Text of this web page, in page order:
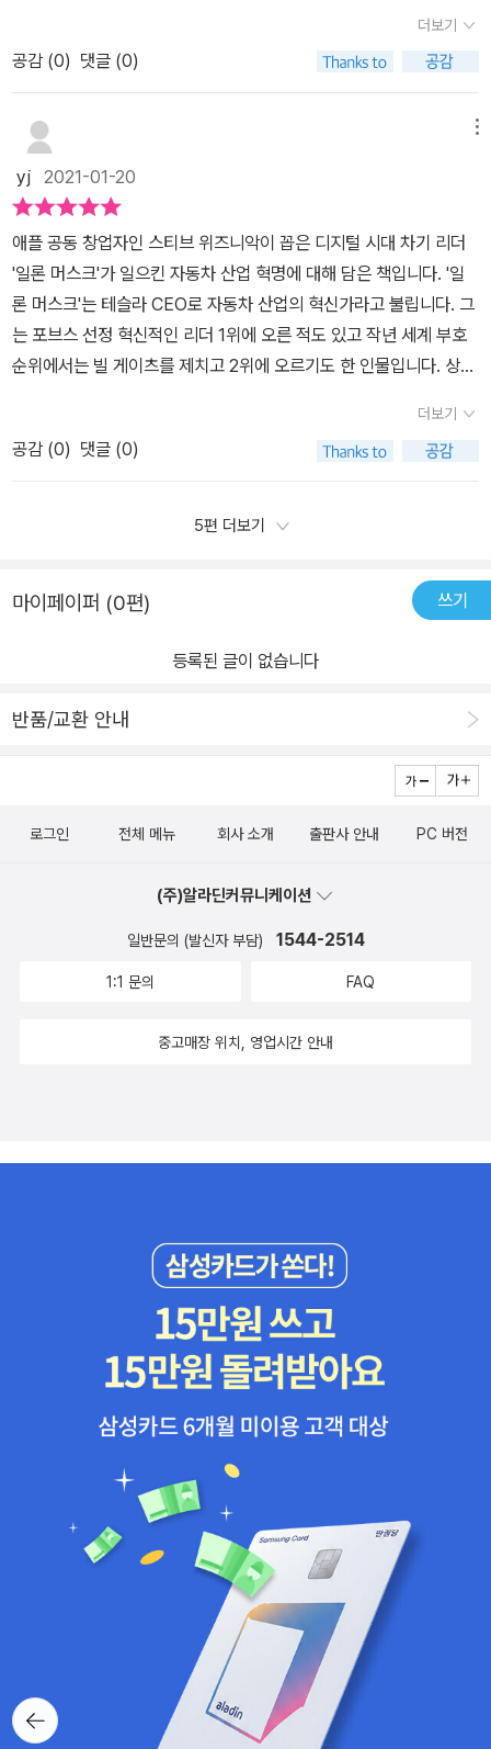
8명이 그 이유를 모를것이다.단지, 시대에 맞춰 전기차를 생산해서?
아마 이러한 이유라고 생각하는 사람들이 있다면 이 책을 꼭 읽고단
자 자동차 부분이 아니라는 것을 깨닫고또한 앞으로의 미래가 어떻게
될지 상상하고 싶다면 꼭 추천해주고 싶다.
원가격경쟁을 한다면 이길수있을까요. 그들은 많은 전기차를깔아서
서비스비용을 받아야 합니다. 이를 위해 테슬라는 타면탈수록 좋아지
쓰고 있습니다. 앞으로 오토파일럿의 기능이 비용추가로 계속 좋아지
는 구독모델로 가는 무선업데이트가 실천되고 있습니다. 구체적으로
테슬라의 경쟁력은 무엇일까요? 우선 전자제어플랫폼인 하드웨어3.
0이라고 합니다. 이 SW는 ECU딱3개로 구성된다고 합니다. 다른 자
동차는 ECU숫자가 수백개가 된다네요. 그렇다고 기존메이커들이 개
발능력이 떨어져서가 아니고 테슬라와 달리 기존 부품사들과의 협업
이 쉽지 않기 때문에 조율이 쉽지가 않다고 합니다. 그에 비해 테슬라
는 너무도 단촐하죠. 완전자율자동차는 언제쯤나올까요. 몇달전 테슬
행 2단계의 끝판왕이라고 합니다. 이는 법적인 단계이고, 실제 오토
파일럿FSD는 혼자서 운전은 가능합니다. 다만 사고위험이 상존하기
때문에 제조사도 선듯 3단계선언을 못합니다. 3단계부터는 제조사가
등도 파악을 하고 차선변경 좌우회전 모두 가능합니다. 특히 테슬라
라로만 제어가 되고 있습니다. 테슬라의 일론머스크가 앞으로 라이다
두박질친일도 있습니다. 전문가들은 테슬라가 전기차+자율주행으로
니다. 참 IT분야가 빠른 발전을 책이 못따라간다는 생각이 드는 점은
했지만 애플과 애플카생산을 합의가 저자의 책 잉크가 많이 마르지
쟁업체들의 합종연횡을 급격하게 늘리고 있습니다. 엔비디어, ARM
한 협력방안이 나오고 있고, 한국의 LG화학, 삼성SDS, SK 등 배터
리업체들이 인기상한가를 치고 있고 LG전자 삼성전자의 전장분야대
한 투자와 협업 소문이 하루가 멀다하고 무성하게 나옵니다. 이 모든
자동차 국내기업은 현기차가 유일합니다. 현기차는 한때 800만대를
(문제는 판매할수록 손해인것이 문제죠), 문제는 테슬라는 전기차한
분야만 잘만들면 되지만 현대차는 아니죠. 내연기관도 아직유지해야
하고 전기차도 수소차도 트럭도 만들고 해야 하는 전차종생산하는 종
합자동차메이커인점이 쉽지 않은 난관이 예상됩니다. 앞으로 ECU와
OS를 어떻게 통합하느냐가 문제라고합니다. 한국의 대표얼굴 기업
계적인 메이커입니다. 메모리반도체와 무선통신이 가장 큰 강점입니
다. 2016년 하만카돈을 인수해 전장산업을 강화해나가고 있습니다.
자율주행자동차는 각종 반도체와 주파수를 사용합니다. 여기에 특화
된 것이 삼성전자죠. 최고수준의 D램을 만들고, 이미지센서도 일본에
이어 2위를 하는 업체입니다 그리고 삼성전관, 삼성SDI등의 그룹계
열사들의 기술력도 세계수준과 그리 크게 뒤쳐져 있지 않습니다. 삼
성전기의 MLCC 2위는 한국기업의 위상을 말해줍니다. 저자는 삼성
이 자율주행과 AI 반도체분야에서 어떤 방향성을 보여줄지가 기대된
다고 합니다. 물론 이처럼 테슬라가 독보적인 독보를 보고 있는 것이
전기자동차의 현실이지만 아직 전기자동차경쟁은 시작도 하지않았습
니다.메인게임은 시작을 못했다는 거죠. 기존 자동차메이커들은 전기
발전은 놀랍다. 전기차가 단순한 친환경을 넘어서 과학기술의 발전과
함께 딥러닝 기술까지 탑재해 점점 똑똑해지며 기존 자동차 생태계의
변혁을 예고하고 있다. 네트워크 컴퓨터 자동차의 세계로 진입은 했
는데 우리의 인식 체계는 아직인가? 이미 들어갔는가? 에너지와 통
신 그리고 데이터 플랫폼 비즈니스가 결합된 원대한 계획을 세운 테
슬라의 모든 것은 흥미로웠다. 또한 우리의 미래를 생각하니 짜릿하
면서도 공포심이 생긴다. 자동차를 운송 수단이 아니라 서비스의 수
단으로 바라본 시선과 100년 자동차 시장의 새로운 판도가 될 테슬
라와 천재 사업가 일론 머스크가 정말 궁금했다. 그 궁금증을 이 책을
통해 해결할 수 있다. 일론 머스크라는 개인의 삶도 약간 소개되어 있
다. 우리나라의 선택지는 어디일까? 우리는 대비하고 반격할 수 있을
것인가? 아니면 망할 것인가? 현상을 유지하기도 어렵다. 그리고 현
상 유지는 곧 퇴보를 의미한다. 나를 사로잡은 문구는 과제는 해결하
는 것이 아니라 새롭게 설정하는 것이란다. 우리가 배운 것은 과제를
정하는 것은 낯설지만 생각하지 못했던 방법이다. 테슬라의 사례가
다각화의 방법이 필요한 시기이다. 코로나 시대를 살아가는 다양한
방법들이 등장한 것처럼 문제를 새롭게 바라보는 것은 현대인들에게
더욱더 필요한 요건이다. 위기는 곧 기회이다. 우리의 자동차가 어떤
더보기
공감 (0) 댓글 (0)
yj 2021-01-20
애플 공동 창업자인 스티브 위즈니악이 꼽은 디지털 시대 차기 리더
'일론 머스크'가 일으킨 자동차 산업 혁명에 대해 담은 책입니다. '일
론 머스크'는 테슬라 CEO로 자동차 산업의 혁신가라고 불립니다. 그
는 포브스 선정 혁신적인 리더 1위에 오른 적도 있고 작년 세계 부호
순위에서는 빌 게이츠를 제치고 2위에 오르기도 한 인물입니다. 상당
니라 페이팔, 우주산업 등에 관심을 가지면서 다양한 부문을 거쳐갔
고 최근에는 스페이스X 유인비행에 성공했다고 합니다. 최근 테슬라
는 얼마나 큰 경쟁력을 지니고 있을까 궁금했습니다. 다른 자동차 회
사와는 비교될 수 없을 만큼 강한 컴퓨팅 파워를 갖추고 있다고 주장
로의 진입이 유리한 것으로 보였습니다.​테슬라는 전 세계에 전기차를
통해 주행 데이터를 수집합니다. 이걸 토대로 주행 정보를 딥러닝을
실제로 일론 머스크가 어린시절에 프로그래밍 언어를 며칠만에 익히
재능이 잘 맞았다는 생각도 들었습니다. ​이제는 생산라인에 AI로봇이
대거 투입되서 조립 라인 대부분이 로봇과 노동자가 협업하는 세상입
니다. 몇 년 전까지만 해도 로봇이 사람들의 일자리를 뺏는 것은 부당
하다고 생각했었는데 이제는 당연하다고 여겨지는 것에 이질감이 들
어들어 현재 인력의 10%만으로도 유지가 가능할 것이라고 합니다.
각에 뭔가 답답하기도 하구요. 실제로 일론 머스크는 그걸 목표로도
삼고 있습니다. ​현재도 기존 자동차 회사의 제조 공정에 얽매이지 않
탄탄하여 발전 가능성이 높아보였습니다. 물론 그렇다고 로봇화 방식
한편으론 우려되는 점도 많습니다. 실제로 이상적인 목표를 향해 돌
이 고되서 이직률도 높다고 하고, 협력업체들도 테슬라의 요구기준이
까다롭다고 말하기도 한답니다. 많은 인재들도 빠져나가지만 그럼에
도 기업의 위상이 높으니 인재들이 계속해서 찾아온다고 하는 것을
보면 사람이란 존재는 신기하기도 합니다. ​책에서도 대선을 위해 소
악을 감수한다는 말이 나오는데요, 모빌리티 플랫폼 기업에 대한 야
망이 자동차 산업의 큰 발전을 가져오겠지만 관련된 사람들 모두가
함께 행복했으면 좋겠는데 가능할지 의문이 들기도 합니다. 최종적인
목표가 로봇이 로봇을 만든다는 완전체 공장이라는 말이 머릿속을 떠
나지 않는데요. 감정적인 부분을 떼어놓고 일적으로만 보면 그는 시
대적으로 성공할만한 기업가 정신을 가지고 있고 그걸 누구보다 잘
활용하고 있는 것 같아 보였습니다. 자신의 꿈꾸는 것을 제대로 실행
해 나가는 것도 큰 능력이니까요. 테슬라의 궁극적인 목표와 기업정
신, 남다른 추진력이 궁금하면 추천하고 싶은 책입니다.
더보기
공감 (0) 댓글 (0)
5편 더보기
마이페이퍼 (0편) 쓰기
등록된 글이 없습니다
반품/교환 안내
뒤로가
기
로그인 전체 메뉴 회사 소개 출판사 안내 PC 버전
(주)알라딘커뮤니케이션
일반문의 (발신자 부담) 1544-2514
1:1 문의 FAQ
중고매장 위치, 영업시간 안내